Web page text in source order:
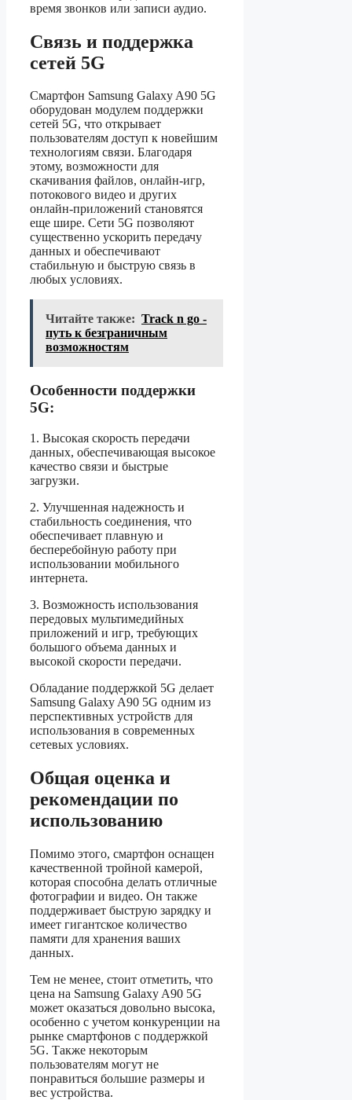
время звонков или записи аудио.
Связь и поддержка
сетей 5G
Смартфон Samsung Galaxy A90 5G
оборудован модулем поддержки
сетей 5G, что открывает
пользователям доступ к новейшим
технологиям связи. Благодаря
этому, возможности для
скачивания файлов, онлайн-игр,
потокового видео и других
онлайн-приложений становятся
еще шире. Сети 5G позволяют
существенно ускорить передачу
данных и обеспечивают
стабильную и быструю связь в
любых условиях.
Читайте также: Track n go -
путь к безграничным
возможностям
Особенности поддержки
5G:
1. Высокая скорость передачи
данных, обеспечивающая высокое
качество связи и быстрые
загрузки.
2. Улучшенная надежность и
стабильность соединения, что
обеспечивает плавную и
бесперебойную работу при
использовании мобильного
интернета.
3. Возможность использования
передовых мультимедийных
приложений и игр, требующих
большого объема данных и
высокой скорости передачи.
Обладание поддержкой 5G делает
Samsung Galaxy A90 5G одним из
перспективных устройств для
использования в современных
сетевых условиях.
Общая оценка и
рекомендации по
использованию
Помимо этого, смартфон оснащен
качественной тройной камерой,
которая способна делать отличные
фотографии и видео. Он также
поддерживает быструю зарядку и
имеет гигантское количество
памяти для хранения ваших
данных.
Тем не менее, стоит отметить, что
цена на Samsung Galaxy A90 5G
может оказаться довольно высока,
особенно с учетом конкуренции на
рынке смартфонов с поддержкой
5G. Также некоторым
пользователям могут не
понравиться большие размеры и
вес устройства.